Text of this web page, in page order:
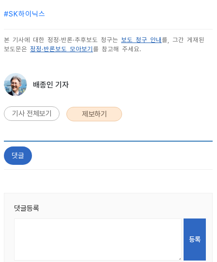
#SK하이닉스
본 기사에 대한 정정·반론·추후보도 청구는 보도 청구 안내 를, 그간 게재된
보도문은 정정·반론보도 모아보기 를 참고해 주세요.
배종인 기자
기사 전체보기 제보하기
댓글
댓글등록